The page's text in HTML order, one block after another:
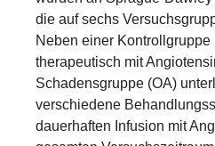
die auf sechs
Neben einer
therapeutisch mit
Schadensgruppe (OA)
verschiedene
dauerhaften Infusion mit